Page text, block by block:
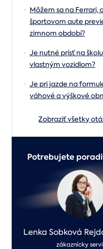
Môžem sa na Ferrari,
športovom aute
zimnom období?
Je nutné prísť na
vlastným vozidlom?
Je pri jazde na
váhové a výškové
Zobraziť všetky
Potrebujete
Lenka Sobková
zákaznícky